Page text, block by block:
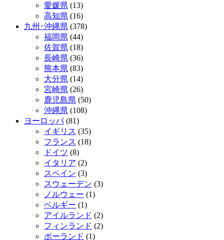
愛媛県 (13)
高知県 (16)
九州･沖縄県 (378)
福岡県 (44)
佐賀県 (18)
長崎県 (36)
熊本県 (83)
大分県 (14)
宮崎県 (26)
鹿児島県 (50)
沖縄県 (108)
ヨーロッパ(81)
イギリス (35)
フランス (18)
ドイツ (8)
イタリア (2)
スペイン (3)
スウェーデン (3)
ノルウェー (1)
ベルギー (1)
アイルランド (2)
フィンランド (2)
ポーランド (1)